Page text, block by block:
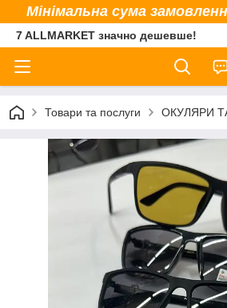
Мінімальна сума
7 ALLMARKET значно дешевше!
Товари та послуги ОКУЛЯРИ